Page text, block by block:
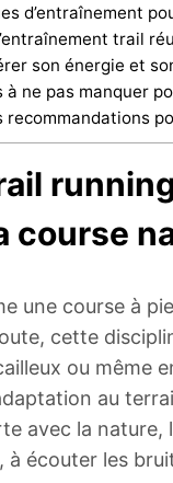
d’entraînement
trail
son énergie et
ne pas manquer
recommandations
course
une course à
cette
ou même
au
avec la nature,
écouter les